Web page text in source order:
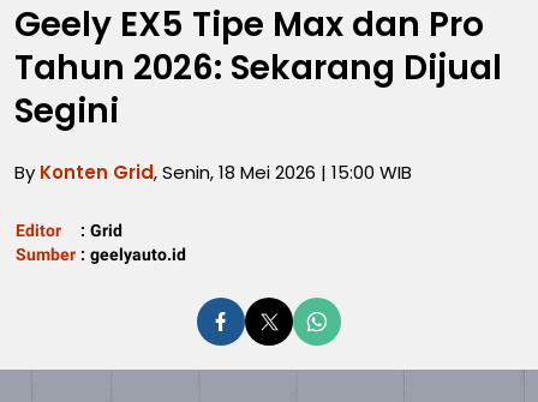
Geely EX5 Tipe Max dan Pro
Tahun 2026: Sekarang Dijual
Segini
By Konten Grid, Senin, 18 Mei 2026 | 15:00 WIB
Editor : Grid
Sumber : geelyauto.id